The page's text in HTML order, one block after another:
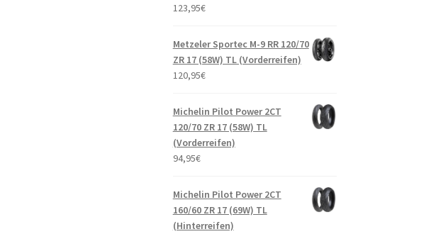
123,95€
Metzeler Sportec M-9 RR 120/70
ZR 17 (58W) TL (Vorderreifen)
120,95€
Michelin Pilot Power 2CT
120/70 ZR 17 (58W) TL
(Vorderreifen)
94,95€
Michelin Pilot Power 2CT
160/60 ZR 17 (69W) TL
(Hinterreifen)